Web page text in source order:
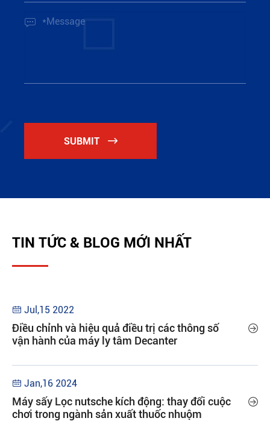

SUBMIT 
TIN TỨC & BLOG MỚI NHẤT
 Jul,15 2022
Điều chỉnh và hiệu quả điều trị các thông số
vận hành của máy ly tâm Decanter

 Jan,16 2024
Máy sấy Lọc nutsche kích động: thay đổi cuộc
chơi trong ngành sản xuất thuốc nhuộm
